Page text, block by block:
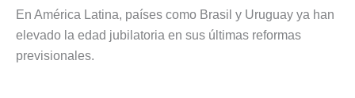
En América Latina, países como Brasil y Uruguay ya han
elevado la edad jubilatoria en sus últimas reformas
previsionales.